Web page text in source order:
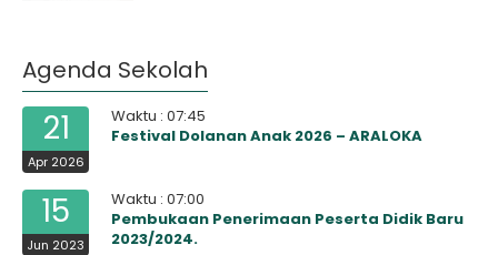
Agenda Sekolah
21
Apr 2026
Waktu : 07:45
Festival Dolanan Anak 2026 – ARALOKA
15
Jun 2023
Waktu : 07:00
Pembukaan Penerimaan Peserta Didik Baru
2023/2024.